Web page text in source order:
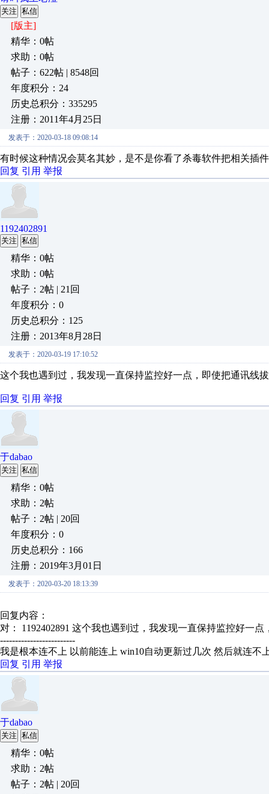
关注 私信
[版主]
精华：0帖
求助：0帖
帖子：622帖 | 8548回
年度积分：24
历史总积分：335295
注册：2011年4月25日
发表于：2020-03-18 09:08:14
有时候这种情况会莫名其妙，是不是你看了杀毒软件把相关插
回复 引用 举报
1192402891
关注 私信
精华：0帖
求助：0帖
帖子：2帖 | 21回
年度积分：0
历史总积分：125
注册：2013年8月28日
发表于：2020-03-19 17:10:52
这个我也遇到过，我发现一直保持监控好一点，即使把通讯线
回复 引用 举报
于dabao
关注 私信
精华：0帖
求助：2帖
帖子：2帖 | 20回
年度积分：0
历史总积分：166
注册：2019年3月01日
发表于：2020-03-20 18:13:39
回复内容：
对： 1192402891 这个我也遇到过，我发现一直保持监控好一点
-------------------------
我是根本连不上 以前能连上 win10自动更新过几次 然后就连不
回复 引用 举报
于dabao
关注 私信
精华：0帖
求助：2帖
帖子：2帖 | 20回